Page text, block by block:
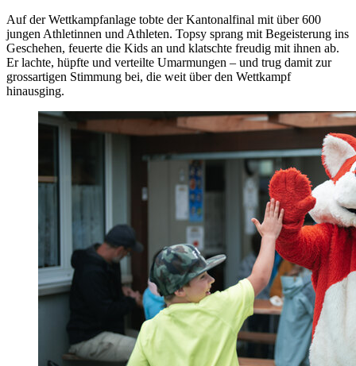
Auf der Wettkampfanlage tobte der Kantonalfinal mit über 600
jungen Athletinnen und Athleten. Topsy sprang mit Begeisterung ins
Geschehen, feuerte die Kids an und klatschte freudig mit ihnen ab.
Er lachte, hüpfte und verteilte Umarmungen – und trug damit zur
grossartigen Stimmung bei, die weit über den Wettkampf
hinausging.